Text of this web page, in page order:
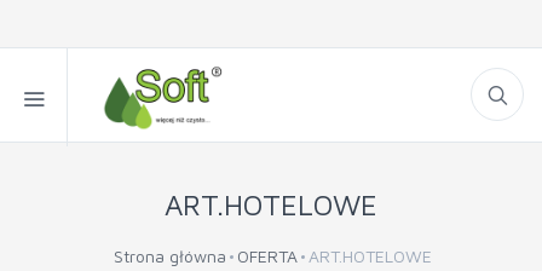
ART.HOTELOWE
Strona główna OFERTA ART.HOTELOWE